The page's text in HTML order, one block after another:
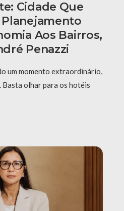
Cidade Que
Aos Bairros,
Penazzi
um momento extraordinário,
Basta olhar para os hotéis